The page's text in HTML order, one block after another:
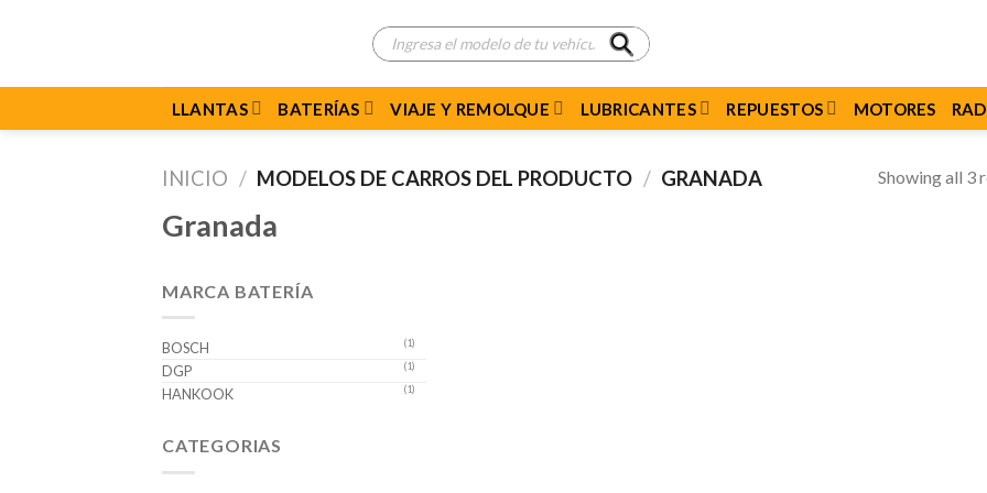
Búsqueda
de
productos
LLANTAS BATERÍAS VIAJE Y REMOLQUE LUBRICANTES REPUESTOS MOTORES
INICIO / MODELOS DE CARROS DEL PRODUCTO / GRANADA Showing all 3
Granada
MARCA BATERÍA
BOSCH (1)
DGP (1)
HANKOOK (1)
CATEGORIAS